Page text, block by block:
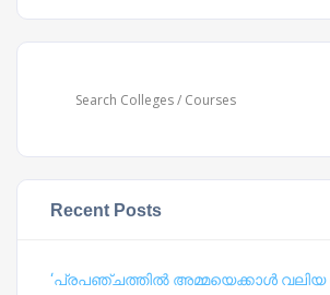
Recent Posts
‘പ്രപഞ്ചത്തില്‍ അമ്മയെക്കാള്‍ വലിയ